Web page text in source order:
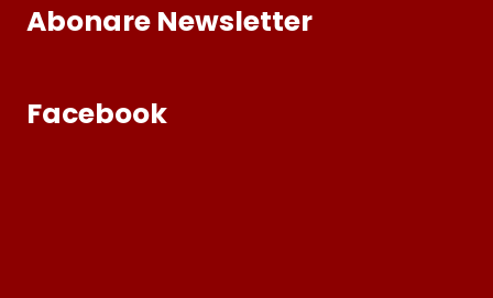
Abonare Newsletter
Facebook